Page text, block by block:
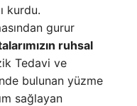
kurdu.
gurur
ruhsal
Tedavi ve
bulunan yüzme
sağlayan